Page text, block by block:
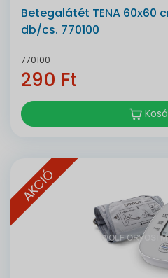
Betegalátét TENA 60x60
db/cs. 770100
770100
290 Ft
AKCIÓ